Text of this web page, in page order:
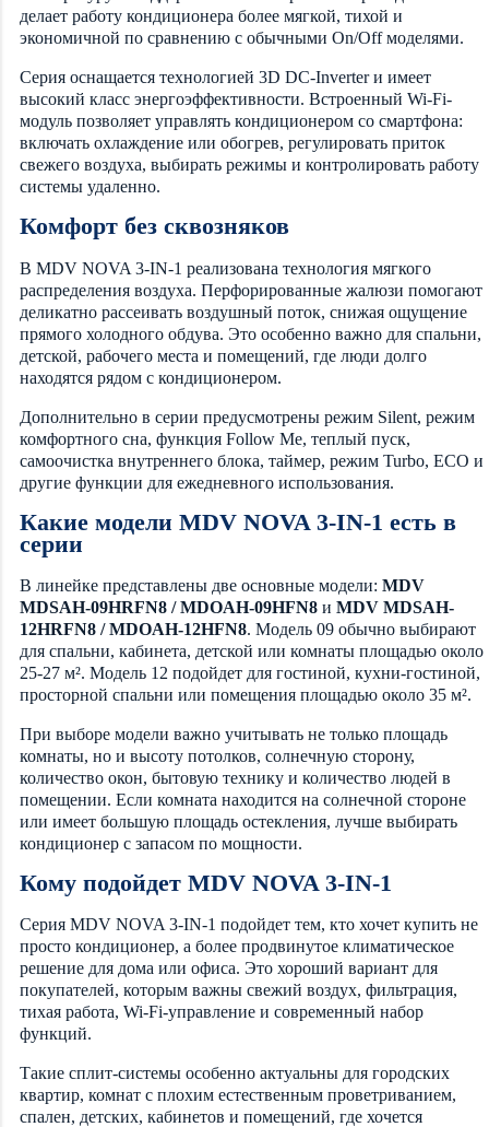
делает работу кондиционера более мягкой, тихой и
экономичной по сравнению с обычными On/Off моделями.
Серия оснащается технологией 3D DC-Inverter и имеет
высокий класс энергоэффективности. Встроенный Wi-Fi-
модуль позволяет управлять кондиционером со смартфона:
включать охлаждение или обогрев, регулировать приток
свежего воздуха, выбирать режимы и контролировать работу
системы удаленно.
Комфорт без сквозняков
В MDV NOVA 3-IN-1 реализована технология мягкого
распределения воздуха. Перфорированные жалюзи помогают
деликатно рассеивать воздушный поток, снижая ощущение
прямого холодного обдува. Это особенно важно для спальни,
детской, рабочего места и помещений, где люди долго
находятся рядом с кондиционером.
Дополнительно в серии предусмотрены режим Silent, режим
комфортного сна, функция Follow Me, теплый пуск,
самоочистка внутреннего блока, таймер, режим Turbo, ECO и
другие функции для ежедневного использования.
Какие модели MDV NOVA 3-IN-1 есть в
серии
В линейке представлены две основные модели: MDV
MDSAH-09HRFN8 / MDOAH-09HFN8 и MDV MDSAH-
12HRFN8 / MDOAH-12HFN8. Модель 09 обычно выбирают
для спальни, кабинета, детской или комнаты площадью около
25-27 м². Модель 12 подойдет для гостиной, кухни-гостиной,
просторной спальни или помещения площадью около 35 м².
При выборе модели важно учитывать не только площадь
комнаты, но и высоту потолков, солнечную сторону,
количество окон, бытовую технику и количество людей в
помещении. Если комната находится на солнечной стороне
или имеет большую площадь остекления, лучше выбирать
кондиционер с запасом по мощности.
Кому подойдет MDV NOVA 3-IN-1
Серия MDV NOVA 3-IN-1 подойдет тем, кто хочет купить не
просто кондиционер, а более продвинутое климатическое
решение для дома или офиса. Это хороший вариант для
покупателей, которым важны свежий воздух, фильтрация,
тихая работа, Wi-Fi-управление и современный набор
функций.
Такие сплит-системы особенно актуальны для городских
квартир, комнат с плохим естественным проветриванием,
спален, детских, кабинетов и помещений, где хочется